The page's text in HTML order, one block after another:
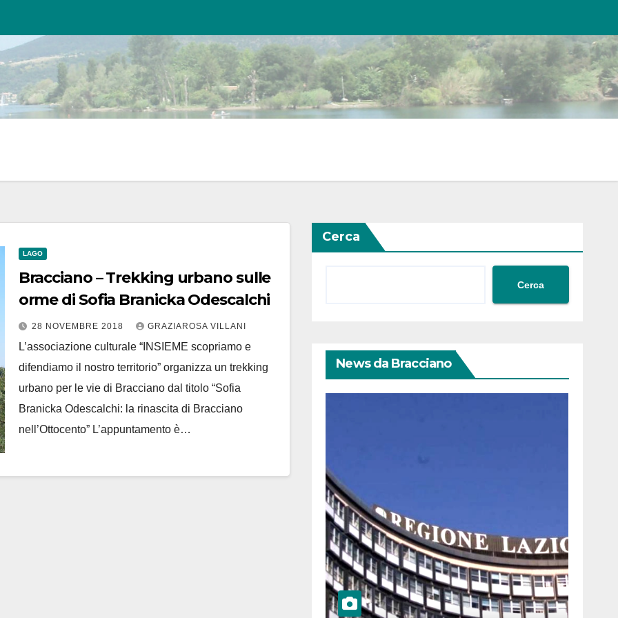
LAGO
Bracciano – Trekking urbano sulle
orme di Sofia Branicka Odescalchi
28 NOVEMBRE 2018 GRAZIAROSA VILLANI
L’associazione culturale “INSIEME scopriamo e
difendiamo il nostro territorio” organizza un trekking
urbano per le vie di Bracciano dal titolo “Sofia
Branicka Odescalchi: la rinascita di Bracciano
nell’Ottocento” L’appuntamento è…
Cerca
Cerca
News da Bracciano